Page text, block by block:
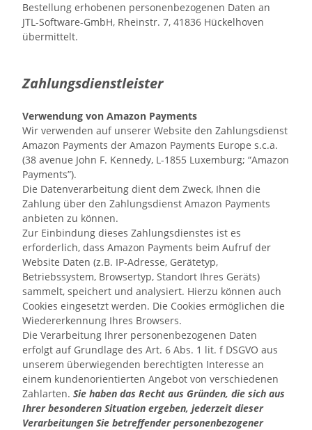
Bestellung erhobenen personenbezogenen Daten an
JTL-Software-GmbH, Rheinstr. 7, 41836 Hückelhoven
übermittelt.
Zahlungsdienstleister
Verwendung von Amazon Payments
Wir verwenden auf unserer Website den Zahlungsdienst
Amazon Payments der Amazon Payments Europe s.c.a.
(38 avenue John F. Kennedy, L-1855 Luxemburg; “Amazon
Payments”).
Die Datenverarbeitung dient dem Zweck, Ihnen die
Zahlung über den Zahlungsdienst Amazon Payments
anbieten zu können.
Zur Einbindung dieses Zahlungsdienstes ist es
erforderlich, dass Amazon Payments beim Aufruf der
Website Daten (z.B. IP-Adresse, Gerätetyp,
Betriebssystem, Browsertyp, Standort Ihres Geräts)
sammelt, speichert und analysiert. Hierzu können auch
Cookies eingesetzt werden. Die Cookies ermöglichen die
Wiedererkennung Ihres Browsers.
Die Verarbeitung Ihrer personenbezogenen Daten
erfolgt auf Grundlage des Art. 6 Abs. 1 lit. f DSGVO aus
unserem überwiegenden berechtigten Interesse an
einem kundenorientierten Angebot von verschiedenen
Zahlarten. Sie haben das Recht aus Gründen, die sich aus
Ihrer besonderen Situation ergeben, jederzeit dieser
Verarbeitungen Sie betreffender personenbezogener